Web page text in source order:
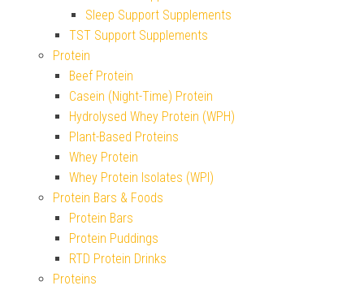
Sleep Support Supplements
TST Support Supplements
Protein
Beef Protein
Casein (Night-Time) Protein
Hydrolysed Whey Protein (WPH)
Plant-Based Proteins
Whey Protein
Whey Protein Isolates (WPI)
Protein Bars & Foods
Protein Bars
Protein Puddings
RTD Protein Drinks
Proteins